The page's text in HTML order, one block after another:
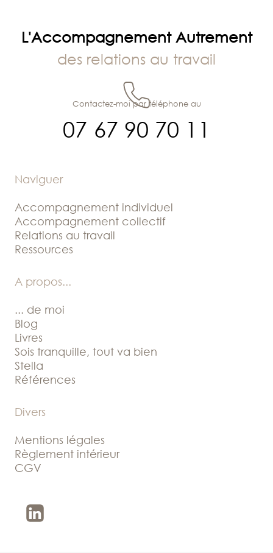
L'Accompagnement Autrement
des relations au travail
07 67 90 70 11
Contactez-moi par téléphone au
Naviguer
Accompagnement individuel
Accompagnement collectif
Relations au travail
Ressources
A propos...
... de moi
Blog
Livres
Sois tranquille, tout va bien
Stella
Références
Divers
Mentions légales
Règlement intérieur
CGV